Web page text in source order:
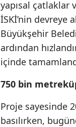
yapısal çatlaklar
İSKİ’nin devreye
Büyükşehir
ardından
içinde
750 bin
Proje sayesinde
basılırken,